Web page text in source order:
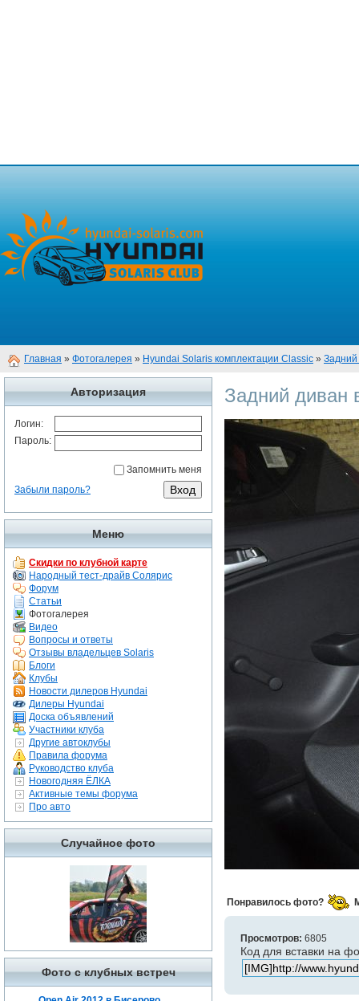
Главная » Фотогалерея » Hyundai Solaris комплектации Classic » Задний
Авторизация
Логин:
Пароль:
Запомнить меня
Забыли пароль?
Меню
Скидки по клубной карте
Народный тест-драйв Солярис
Форум
Статьи
Фотогалерея
Видео
Вопросы и ответы
Отзывы владельцев Solaris
Блоги
Клубы
Новости дилеров Hyundai
Дилеры Hyundai
Доска объявлений
Участники клуба
Другие автоклубы
Правила форума
Руководство клуба
Новогодняя ЁЛКА
Активные темы форума
Про авто
Случайное фото
Фото с клубных встреч
Задний диван
Понравилось фото?
Просмотров: 6805
Код для вставки на